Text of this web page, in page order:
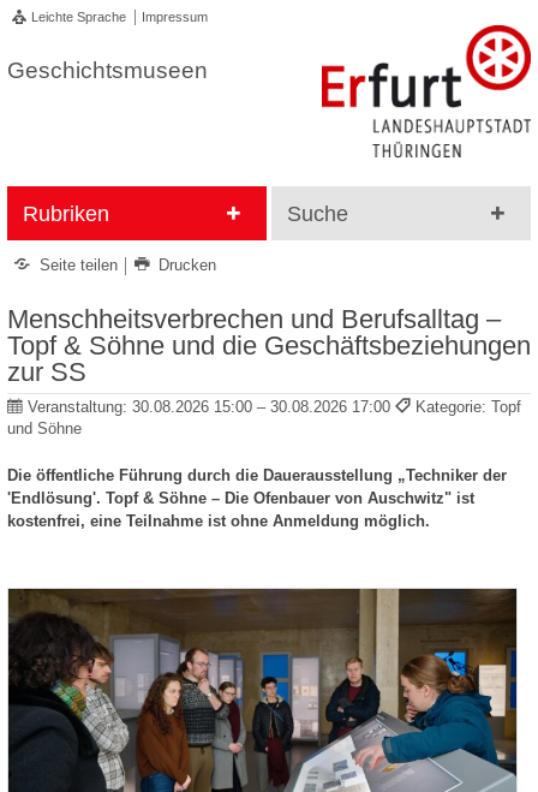
Leichte Sprache Impressum
Geschichtsmuseen
Rubriken Suche
Seite teilen Drucken
Menschheitsverbrechen und Berufsalltag –
Topf & Söhne und die Geschäftsbeziehungen
zur SS
Veranstaltung: 30.08.2026 15:00 – 30.08.2026 17:00
Kategorie: Topf
und Söhne
Die öffentliche Führung durch die Dauerausstellung „Techniker der
'Endlösung'. Topf & Söhne – Die Ofenbauer von Auschwitz" ist
kostenfrei, eine Teilnahme ist ohne Anmeldung möglich.